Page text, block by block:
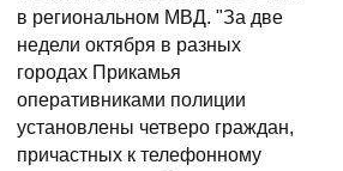
в региональном МВД. "За две
недели октября в разных
городах Прикамья
оперативниками полиции
установлены четверо граждан,
причастных к телефонному